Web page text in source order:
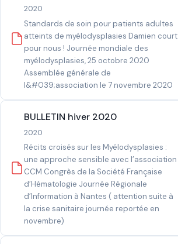
2020
Standards de soin pour patients adultes
atteints de myélodysplasies Damien court
pour nous ! Journée mondiale des
myélodysplasies, 25 octobre 2020
Assemblée générale de
l&#039;association le 7 novembre 2020
BULLETIN hiver 2020
2020
Récits croisés sur les Myélodysplasies :
une approche sensible avec l’association
CCM Congrès de la Société Française
d’Hématologie Journée Régionale
d’Information à Nantes ( attention suite à
la crise sanitaire journée reportée en
novembre)